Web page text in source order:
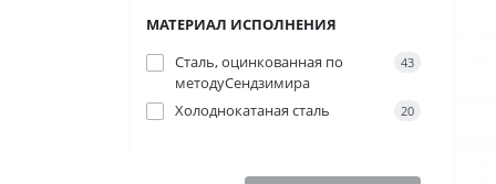
МАТЕРИАЛ ИСПОЛНЕНИЯ
Сталь, оцинкованная по
методуСендзимира
43
Холоднокатаная сталь 20